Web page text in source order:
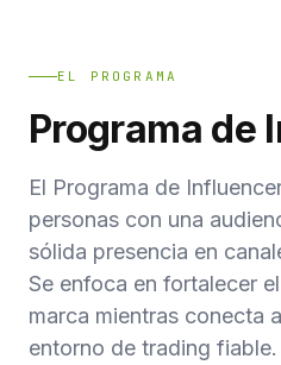
EL PROGRAMA
Programa de
El Programa de
personas con una
sólida presencia en
Se enfoca en fortalecer
marca mientras conecta
entorno de trading